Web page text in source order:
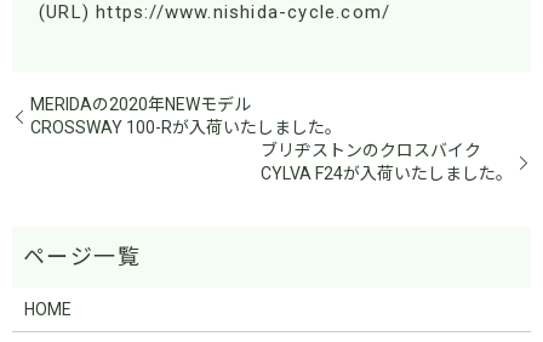
(URL) https://www.nishida-cycle.com/
MERIDAの2020年NEWモデル
CROSSWAY 100-Rが入荷いたしました。
ブリヂストンのクロスバイク
CYLVA F24が入荷いたしました。
HOME